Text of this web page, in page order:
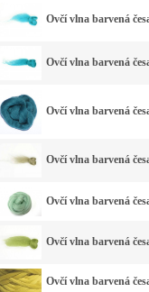
Ovčí vlna barvená
Ovčí vlna barvená
Ovčí vlna barvená
Ovčí vlna barvená
Ovčí vlna barvená
Ovčí vlna barvená
Ovčí vlna barvená